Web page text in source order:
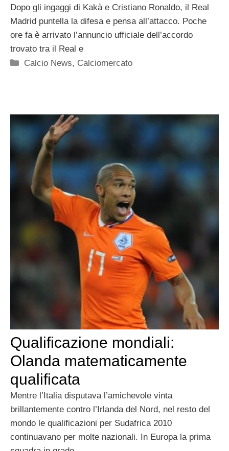
Dopo gli ingaggi di Kakà e Cristiano Ronaldo, il Real
Madrid puntella la difesa e pensa all’attacco. Poche
ore fa è arrivato l’annuncio ufficiale dell’accordo
trovato tra il Real e
Categorie
Calcio News, Calciomercato
Qualificazione mondiali:
Olanda matematicamente
qualificata
Mentre l’Italia disputava l’amichevole vinta
brillantemente contro l’Irlanda del Nord, nel resto del
mondo le qualificazioni per Sudafrica 2010
continuavano per molte nazionali. In Europa la prima